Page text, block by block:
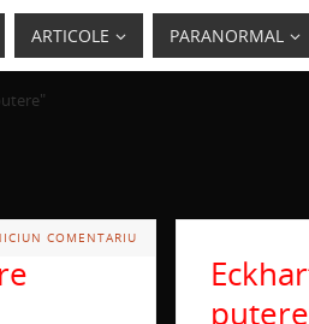
ARTICOLE PARANORMAL
COMENTARIU
putere